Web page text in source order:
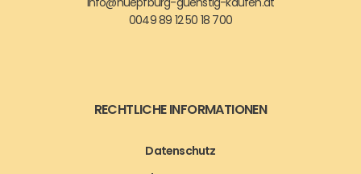
0049 89 12 50 18 700
RECHTLICHE INFORMATIONEN
Datenschutz